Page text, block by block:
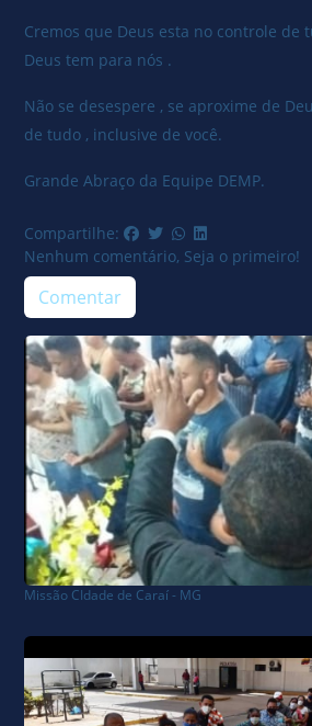
Cremos que Deus esta no controle de
Deus tem para nós .
Não se desespere , se aproxime de
de tudo , inclusive de você.
Grande Abraço da Equipe DEMP.
Compartilhe:
Nenhum comentário, Seja o primeiro!
Comentar
Missão CIdade de Caraí - MG